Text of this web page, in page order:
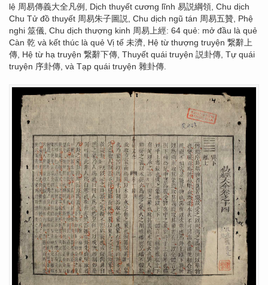
lệ 周易傳義大全凡例, Dịch thuyết cương lĩnh 易説綱領, Chu dịch
Chu Tử đồ thuyết 周易朱子圖説, Chu dịch ngũ tán 周易五贊, Phệ
nghi 筮儀, Chu dịch thượng kinh 周易上經: 64 quẻ: mở đầu là quẻ
Càn 乾 và kết thúc là quẻ Vị tế 未濟, Hệ từ thượng truyện 繋辭上
傳, Hệ từ hạ truyện 繋辭下傳, Thuyết quái truyện 説卦傳, Tự quái
truyện 序卦傳, và Tạp quái truyện 雜卦傳.